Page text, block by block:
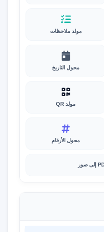
مولد ملاحظات
محول التاريخ
مولد QR
محول الأرقام